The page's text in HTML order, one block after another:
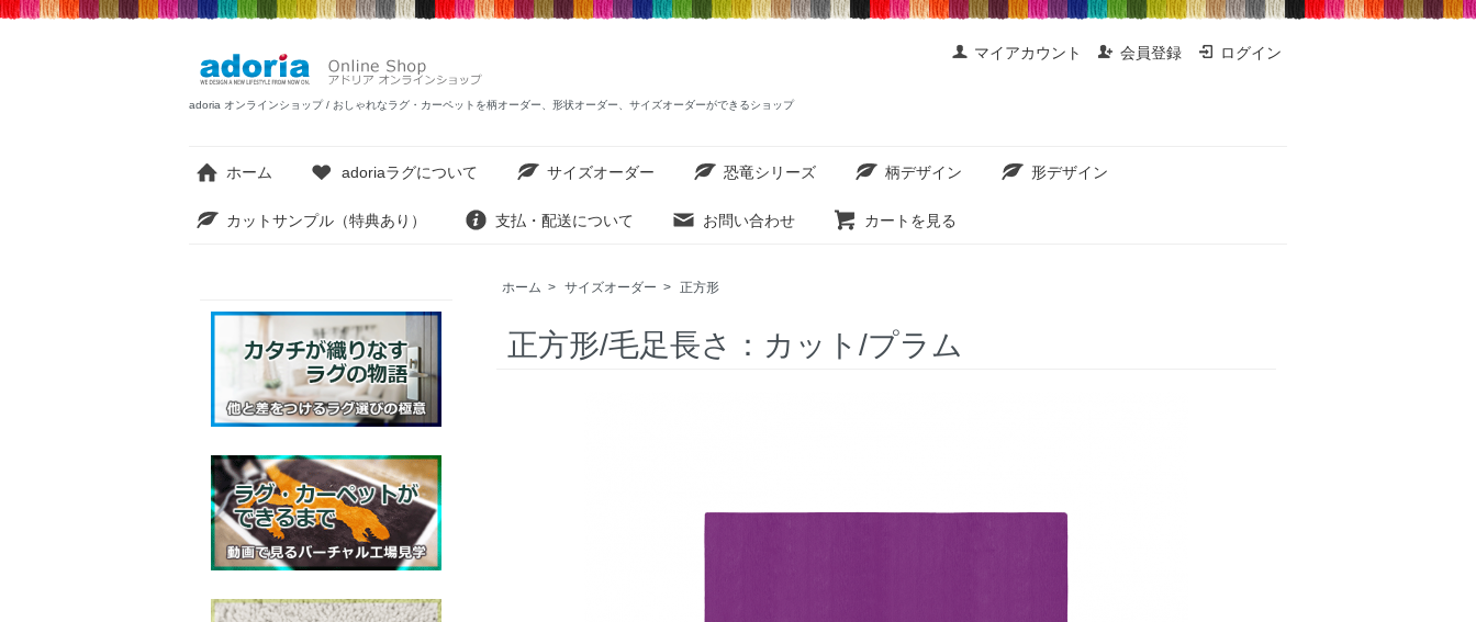
マイアカウント 会員登録 ログイン
adoria オンラインショップ / おしゃれなラグ・カーペットを柄オーダー、形状オーダー、サイズオーダーができるショップ
ホーム adoriaラグについて サイズオーダー 恐竜シリーズ 柄デザイン 形デザイン
カットサンプル（特典あり） 支払・配送について お問い合わせ カートを見る
ホーム > サイズオーダー > 正方形
正方形/毛足長さ：カット/プラム